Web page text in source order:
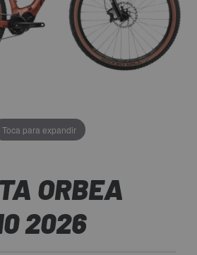
Toca para expandir
ORBEA
2026